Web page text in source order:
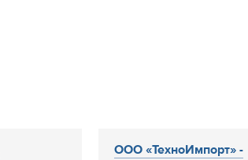
ООО «ТехноИмпорт» -